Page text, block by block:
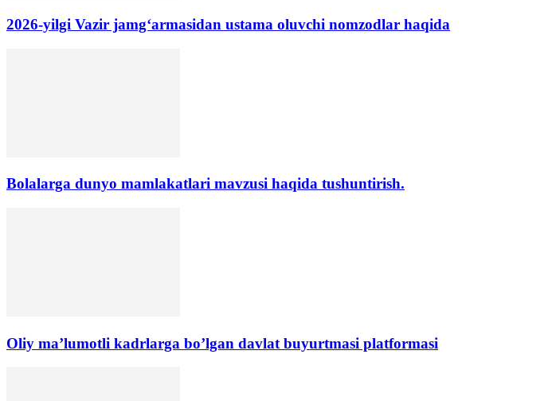
2026-yilgi Vazir jamgʻarmasidan ustama oluvchi nomzodlar haqida
Bolalarga dunyo mamlakatlari mavzusi haqida tushuntirish.
Oliy ma’lumotli kadrlarga bo’lgan davlat buyurtmasi platformasi